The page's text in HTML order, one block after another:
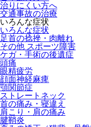
治りにくい方へ
交通事故の治療
いろんな症状
いろんな症状
足首の捻挫・肉離れ
その他 スポーツ障害
ケガ・手術の後遺症
頭痛
眼精疲労
顔面神経麻痺
顎関節症
ストレートネック
首の痛み・寝違え
肩こり・肩の痛み
腱鞘炎